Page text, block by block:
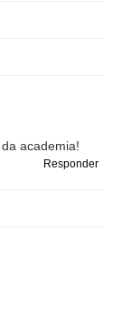
academia!
Responder